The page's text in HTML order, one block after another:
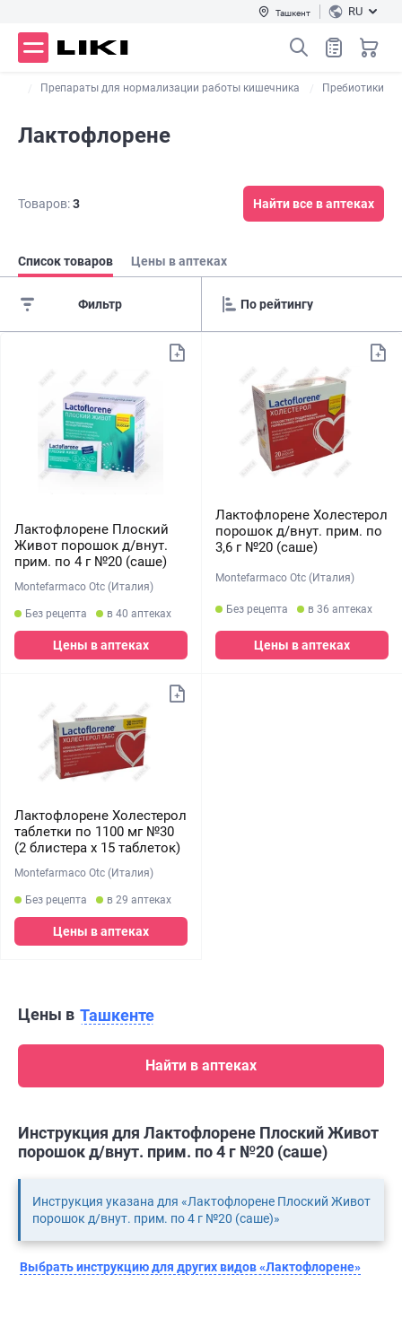
Ташкент RU
Препараты для нормализации работы кишечника Пребиотики
Лактофлорене
Товаров:3 Найти все в аптеках
Список товаров Цены в аптеках
Фильтр
Лактофлорене Плоский
Живот порошок д/внут.
прим. по 4 г №20 (саше)
Montefarmaco Otc (Италия)
Без рецепта в 40 аптеках
Цены в аптеках
Лактофлорене Холестерол
порошок д/внут. прим. по
3,6 г №20 (саше)
Montefarmaco Otc (Италия)
Без рецепта в 36 аптеках
Цены в аптеках
Лактофлорене Холестерол
таблетки по 1100 мг №30
(2 блистера х 15 таблеток)
Montefarmaco Otc (Италия)
Без рецепта в 29 аптеках
Цены в аптеках
Цены в Ташкенте
Найти в аптеках
Инструкция для Лактофлорене Плоский Живот
порошок д/внут. прим. по 4 г №20 (саше)
Инструкция указана для «Лактофлорене Плоский Живот
порошок д/внут. прим. по 4 г №20 (саше)»
Выбрать инструкцию для других видов «Лактофлорене»